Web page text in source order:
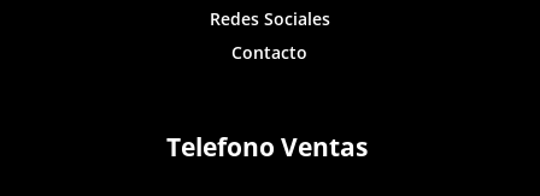
Redes Sociales
Contacto
Telefono Ventas